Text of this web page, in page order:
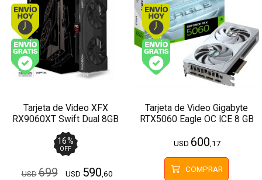
Envío hoy. Comprando antes de 13Hs.
Envío gratis (Ver Envíos y Pagos)
Tarjeta de Video XFX
RX9060XT Swift Dual 8GB
GDDR6
16%
OFF
USD699 USD 590 ,60
Envío hoy.
Envío gratis (Ver
Tarjeta de Video Gigabyte
RTX5060 Eagle OC ICE 8 GB
USD 600 ,17
COMPRAR